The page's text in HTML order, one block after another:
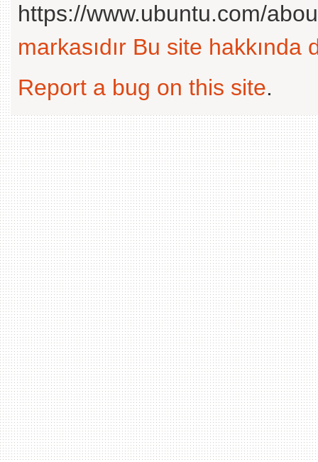
https://www.ubuntu.com/
markasıdır Bu site hakkında
Report a bug on this site.